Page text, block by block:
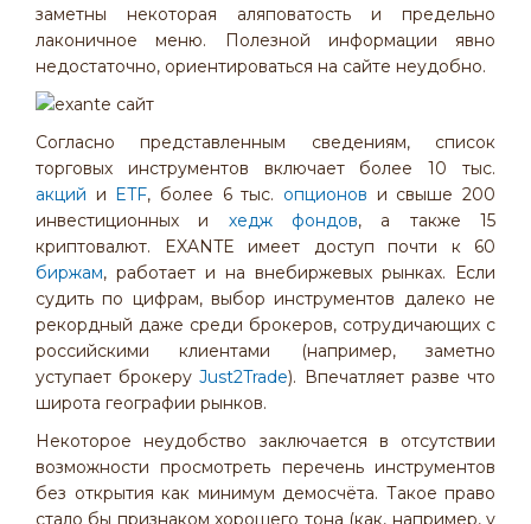
заметны некоторая аляповатость и предельно
лаконичное меню. Полезной информации явно
недостаточно, ориентироваться на сайте неудобно.
Согласно представленным сведениям, список
торговых инструментов включает более 10 тыс.
акций и ETF, более 6 тыс. опционов и свыше 200
инвестиционных и хедж фондов, а также 15
криптовалют. EXANTE имеет доступ почти к 60
биржам, работает и на внебиржевых рынках. Если
судить по цифрам, выбор инструментов далеко не
рекордный даже среди брокеров, сотрудичающих с
российскими клиентами (например, заметно
уступает брокеруJust2Trade). Впечатляет разве что
широта географии рынков.
Некоторое неудобство заключается в отсутствии
возможности просмотреть перечень инструментов
без открытия как минимум демосчёта. Такое право
стало бы признаком хорошего тона (как, например, у